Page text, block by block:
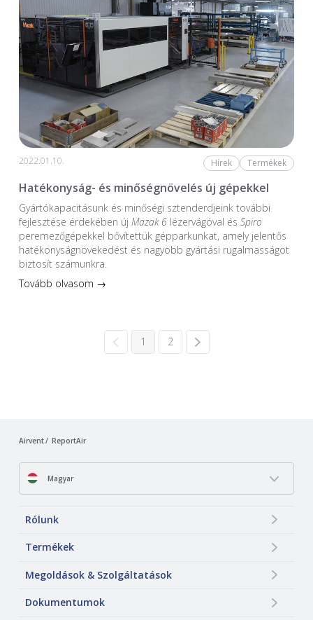
2022.01.10. Hírek Termékek
Hatékonyság- és minőségnövelés új gépekkel
Gyártókapacitásunk és minőségi sztenderdjeink további
fejlesztése érdekében új Mazak 6lézervágóval és Spiro
peremezőgépekkel bővítettük gépparkunkat, amely jelentős
hatékonyságnövekedést és nagyobb gyártási rugalmasságot
biztosít számunkra.
Tovább olvasom →
1 2
Airvent ReportAir
Magyar
Rólunk
Termékek
Megoldások & Szolgáltatások
Dokumentumok